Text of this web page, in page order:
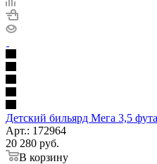
Детский бильярд Мега 3,5
Арт.: 172964
20 280 руб.
В корзину